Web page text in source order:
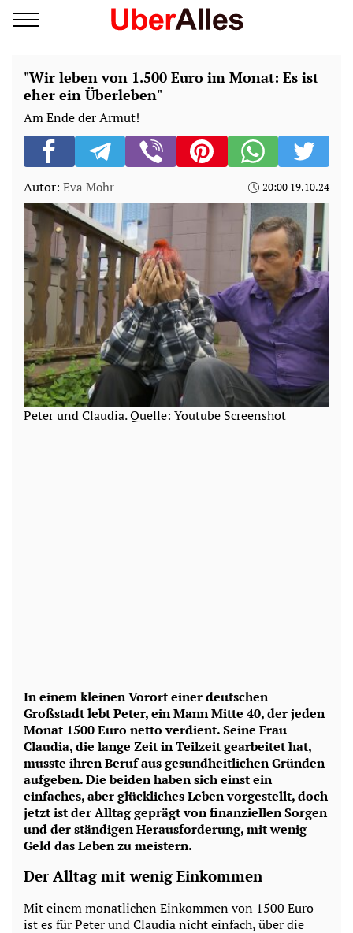
"Wir leben von 1.500 Euro im Monat: Es ist
eher ein Überleben"
Am Ende der Armut!
Autor: Eva Mohr 20:00 19.10.24
Peter und Claudia. Quelle: Youtube Screenshot
In einem kleinen Vorort einer deutschen
Großstadt lebt Peter, ein Mann Mitte 40, der jeden
Monat 1500 Euro netto verdient. Seine Frau
Claudia, die lange Zeit in Teilzeit gearbeitet hat,
musste ihren Beruf aus gesundheitlichen Gründen
aufgeben. Die beiden haben sich einst ein
einfaches, aber glückliches Leben vorgestellt, doch
jetzt ist der Alltag geprägt von finanziellen Sorgen
und der ständigen Herausforderung, mit wenig
Geld das Leben zu meistern.
Der Alltag mit wenig Einkommen
Mit einem monatlichen Einkommen von 1500 Euro
ist es für Peter und Claudia nicht einfach, über die